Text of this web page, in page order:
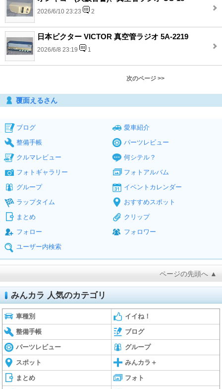
2026/6/10 23:23 2
日本ビクター VICTOR 真空管ラジオ 5A-2219
2026/6/8 23:19 1
次のページ >>
覆面えるさん
ブログ
愛車紹介
整備手帳
パーツレビュー
クルマレビュー
何シテル？
フォトギャラリー
フォトアルバム
グループ
イベントカレンダー
ラップタイム
おすすめスポット
まとめ
クリップ
フォロー
フォロワー
ユーザー内検索
ページの先頭へ ▲
みんカラ 人気のカテゴリ
車種別 イイね！
整備手帳 ブログ
パーツレビュー グループ
スポット みんカラ＋
まとめ フォト